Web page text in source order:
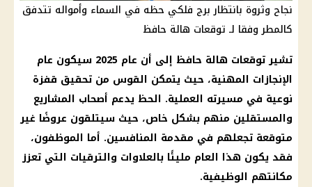
نجاح وثروة بانتظار برج فلكي حظه في السماء وأمواله تتدفق
كالمطر وفقا لـ توقعات هالة حافظ
تشير توقعات هالة حافظ إلى أن عام 2025 سيكون عام
الإنجازات المهنية، حيث يتمكن القوس من تحقيق قفزة
نوعية في مسيرته العملية. الحظ يدعم أصحاب المشاريع
والمستقلين منهم بشكل خاص، حيث سيتلقون عروضًا غير
متوقعة تجعلهم في مقدمة المنافسين. أما الموظفون،
فقد يكون هذا العام مليئًا بالعلاوات والترقيات التي تعزز
مكانتهم الوظيفية.